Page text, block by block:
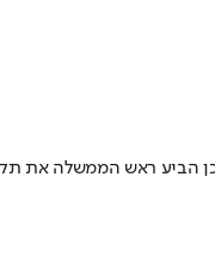
הביע ראש הממשלה את